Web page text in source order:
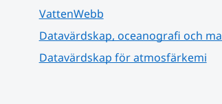
VattenWebb
Datavärdskap, oceanografi och
Datavärdskap för atmosfärkemi